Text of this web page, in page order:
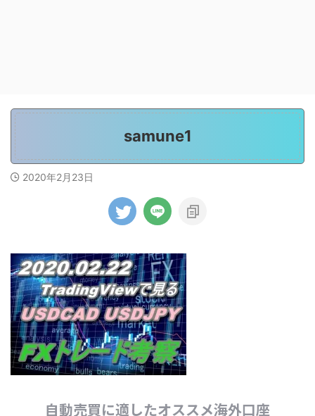
samune1
2020年2月23日
自動売買に適したオススメ海外口座